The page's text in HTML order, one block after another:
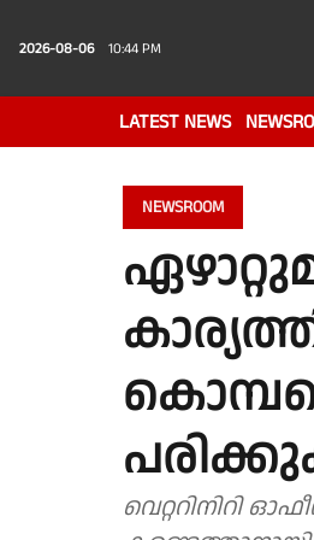
2026-08-06 10:44 PM
LATEST NEWS
NEWSROOM
വെറ്ററിനിറി